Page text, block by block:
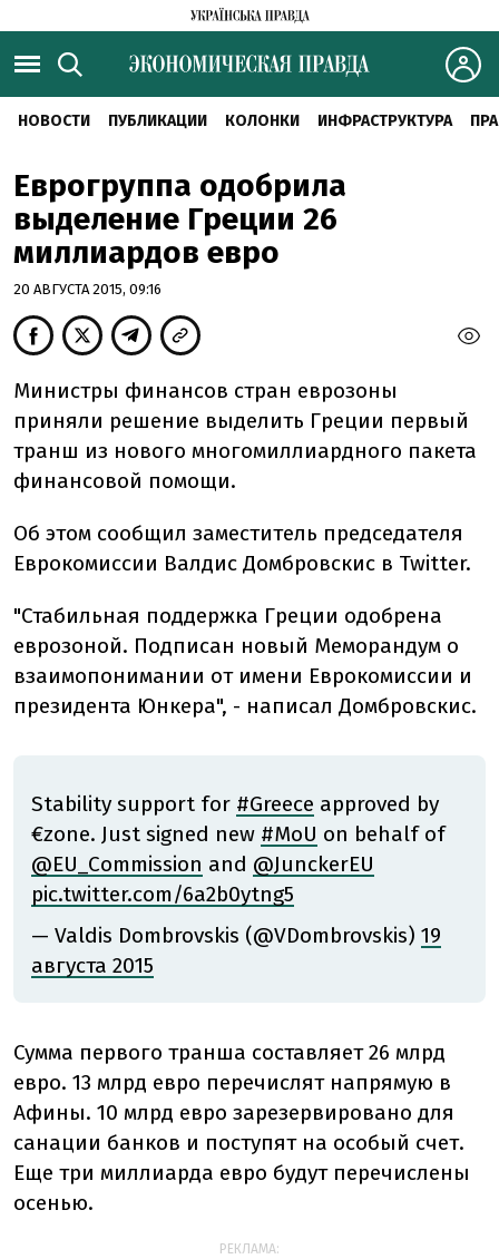
НОВОСТИ ПУБЛИКАЦИИ КОЛОНКИ ИНФРАСТРУКТУРА
Еврогруппа одобрила
выделение Греции 26
миллиардов евро
20 АВГУСТА 2015, 09:16
Министры финансов стран еврозоны
приняли решение выделить Греции первый
транш из нового многомиллиардного пакета
финансовой помощи.
Об этом сообщил заместитель председателя
Еврокомиссии Валдис Домбровскис в Twitter.
"Стабильная поддержка Греции одобрена
еврозоной. Подписан новый Меморандум о
взаимопонимании от имени Еврокомиссии и
президента Юнкера", - написал Домбровскис.
Stability support for #Greece approved by
€zone. Just signed new #MoU on behalf of
@EU_Commission and @JunckerEU
pic.twitter.com/6a2b0ytng5
— Valdis Dombrovskis (@VDombrovskis) 19
августа 2015
Сумма первого транша составляет 26 млрд
евро. 13 млрд евро перечислят напрямую в
Афины. 10 млрд евро зарезервировано для
санации банков и поступят на особый счет.
Еще три миллиарда евро будут перечислены
осенью.
РЕКЛАМА: